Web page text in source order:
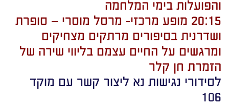
והפועלות בימי המלחמה
20:15 מופע מרכזי- מרסל מוסרי – סופרת
ושדרנית בסיפורים מרתקים מצחיקים
ומרגשים על החיים עצמם בליווי שירה של
הזמרת חן קלר
לסידורי נגישות נא ליצור קשר עם מוקד
106